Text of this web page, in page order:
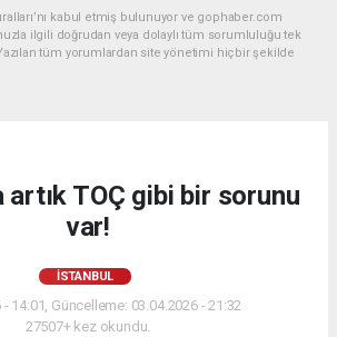
kabul etmiş bulunuyor ve gophaber.com
ilgili doğrudan veya dolaylı tüm sorumluluğu tek
tüm yorumlardan site yönetimi hiçbir şekilde
artık TOÇ gibi bir sorunu
var!
İSTANBUL
- 14:01, Güncelleme: 03.04.2026 - 21:32
27507+ kez okundu.